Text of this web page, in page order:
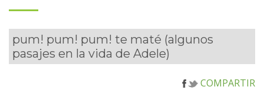
pum! pum! pum! te maté (algunos
pasajes en la vida de Adele)
COMPARTIR